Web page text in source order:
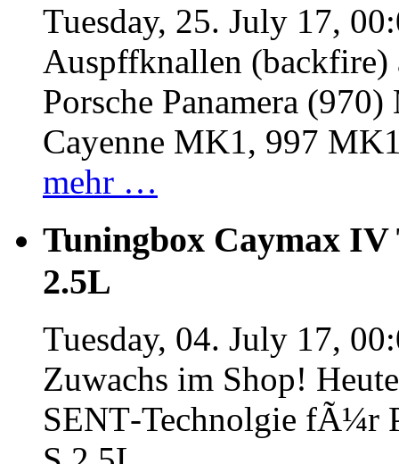
Tuesday, 25. July 17,
Auspffknallen
Porsche Panamera
Cayenne MK1, 997
mehr …
Tuningbox Caymax IV
2.5L
Tuesday, 04. July 17,
Zuwachs im Shop!
SENT‐Technolgie fÃ¼r